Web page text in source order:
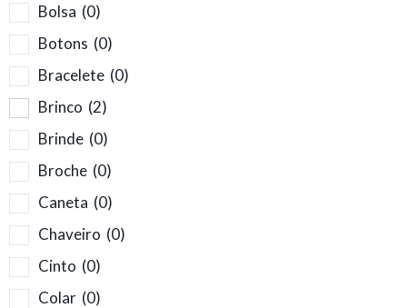
Bolsa (0)
Botons (0)
Bracelete (0)
Brinco (2)
Brinde (0)
Broche (0)
Caneta (0)
Chaveiro (0)
Cinto (0)
Colar (0)